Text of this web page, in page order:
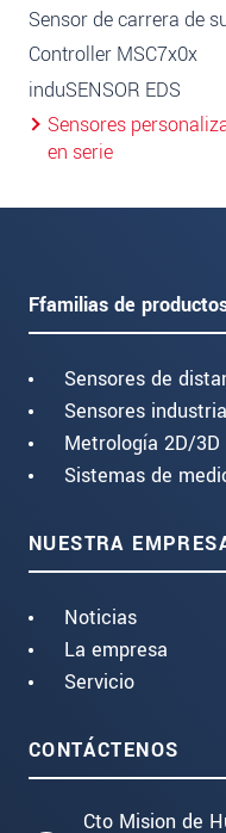
Sensor de carrera de
Controller MSC7x0x
induSENSOR EDS
Sensores
en serie
Ffamilias de
Sensores de
Sensores
Metrología 2D/3D
Sistemas de
NUESTRA
Noticias
La empresa
Servicio
CONTÁCTENOS
Cto Mision de